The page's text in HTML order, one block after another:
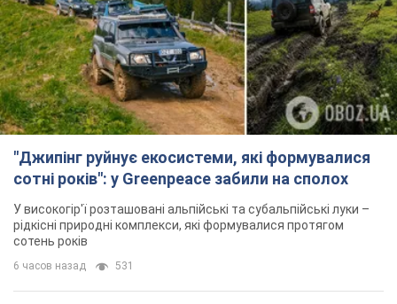
сотень років
6 часов назад 531
Спека в Україні піде на спад, будуть
грози: синоптики дали прогноз, коли
чекати зміни погоди
Зовсім скоро спека поступово відступить
5.08.2026 14:59 6,0 т.
"Чи, може, я залякана з дитинства?"
Олена Зарецька – про вбивство